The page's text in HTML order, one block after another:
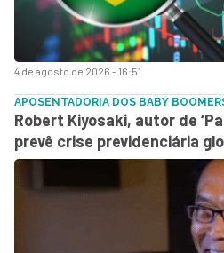
4 de agosto de 2026 - 16:51
APOSENTADORIA DOS BABY
Robert Kiyosaki, autor de
prevê crise previdenciária